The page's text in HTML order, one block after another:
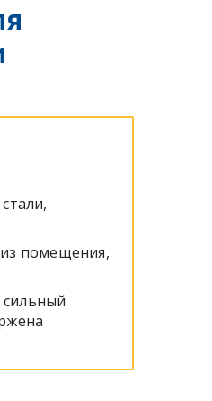
помещения,